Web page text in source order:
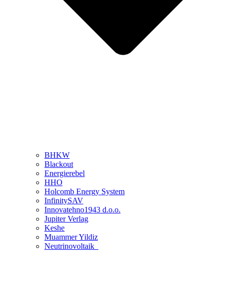
BHKW
Blackout
Energierebel
HHO
Holcomb Energy System
InfinitySAV
Innovatehno1943 d.o.o.
Jupiter Verlag
Keshe
Muammer Yildiz
Neutrinovoltaik